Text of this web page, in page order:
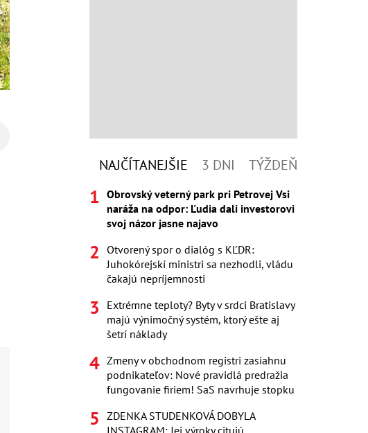
NAJČÍTANEJŠIE 3 DNI TÝŽDEŇ
Obrovský veterný park pri Petrovej Vsi
naráža na odpor: Ľudia dali investorovi
svoj názor jasne najavo
Otvorený spor o dialóg s KĽDR:
Juhokórejskí ministri sa nezhodli, vládu
čakajú nepríjemnosti
Extrémne teploty? Byty v srdci Bratislavy
majú výnimočný systém, ktorý ešte aj
šetrí náklady
Zmeny v obchodnom registri zasiahnu
podnikateľov: Nové pravidlá predražia
fungovanie firiem! SaS navrhuje stopku
ZDENKA STUDENKOVÁ DOBYLA